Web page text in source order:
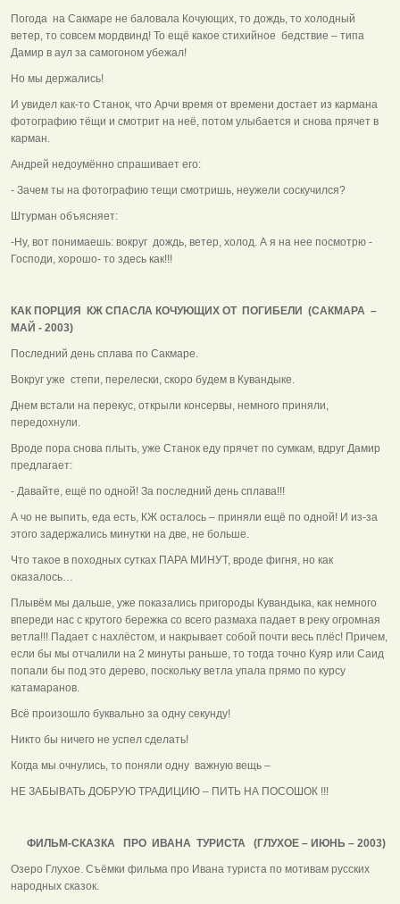
Погода на Сакмаре не баловала Кочующих, то дождь, то холодный
ветер, то совсем мордвинд! То ещё какое стихийное бедствие – типа
Дамир в аул за самогоном убежал!
Но мы держались!
И увидел как-то Станок, что Арчи время от времени достает из кармана
фотографию тёщи и смотрит на неё, потом улыбается и снова прячет в
карман.
Андрей недоумённо спрашивает его:
- Зачем ты на фотографию тещи смотришь, неужели соскучился?
Штурман объясняет:
-Ну, вот понимаешь: вокруг дождь, ветер, холод. А я на нее посмотрю -
Господи, хорошо- то здесь как!!!
КАК ПОРЦИЯ КЖ СПАСЛА КОЧУЮЩИХ ОТ ПОГИБЕЛИ (САКМАРА –
МАЙ - 2003)
Последний день сплава по Сакмаре.
Вокруг уже степи, перелески, скоро будем в Кувандыке.
Днем встали на перекус, открыли консервы, немного приняли,
передохнули.
Вроде пора снова плыть, уже Станок еду прячет по сумкам, вдруг Дамир
предлагает:
- Давайте, ещё по одной! За последний день сплава!!!
А чо не выпить, еда есть, КЖ осталось – приняли ещё по одной! И из-за
этого задержались минутки на две, не больше.
Что такое в походных сутках ПАРА МИНУТ, вроде фигня, но как
оказалось…
Плывём мы дальше, уже показались пригороды Кувандыка, как немного
впереди нас с крутого бережка со всего размаха падает в реку огромная
ветла!!! Падает с нахлёстом, и накрывает собой почти весь плёс! Причем,
если бы мы отчалили на 2 минуты раньше, то тогда точно Куяр или Саид
попали бы под это дерево, поскольку ветла упала прямо по курсу
катамаранов.
Всё произошло буквально за одну секунду!
Никто бы ничего не успел сделать!
Когда мы очнулись, то поняли одну важную вещь –
НЕ ЗАБЫВАТЬ ДОБРУЮ ТРАДИЦИЮ – ПИТЬ НА ПОСОШОК !!!
ФИЛЬМ-СКАЗКА ПРО ИВАНА ТУРИСТА (ГЛУХОЕ – ИЮНЬ – 2003)
Озеро Глухое. Съёмки фильма про Ивана туриста по мотивам русских
народных сказок.